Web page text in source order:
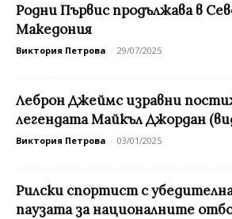
Родни Първис продължава в
Македония
Виктория Петрова - 29/07/2025
Леброн Джеймс изравни
легендата Майкъл Джордан
Виктория Петрова - 03/01/2025
Рилски спортист с
паузата за националните